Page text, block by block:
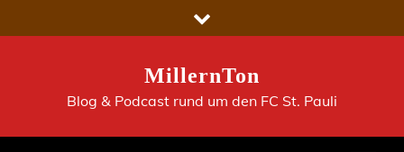
to
MillernTon
Blog & Podcast rund um den FC St. Pauli